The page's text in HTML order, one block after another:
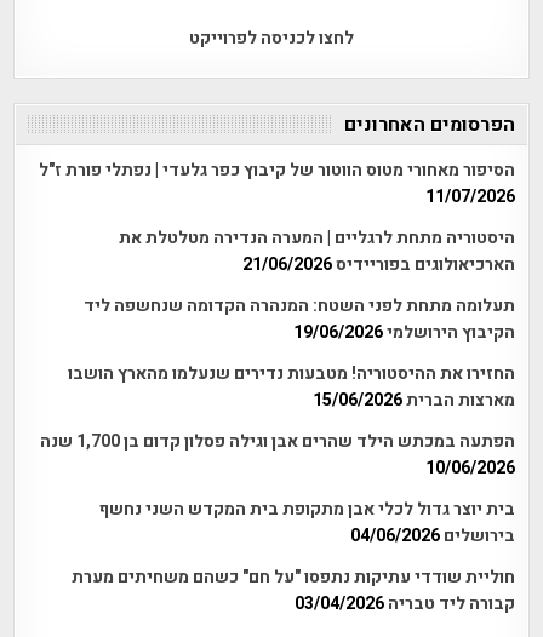
לחצו לכניסה לפרוייקט
הפרסומים האחרונים
הסיפור מאחורי מטוס הווטור של קיבוץ כפר גלעדי | נפתלי פורת ז"ל
11/07/2026
היסטוריה מתחת לרגליים | המערה הנדירה מטלטלת את
הארכיאולוגים בפוריידיס21/06/2026
תעלומה מתחת לפני השטח: המנהרה הקדומה שנחשפה ליד
הקיבוץ הירושלמי19/06/2026
החזירו את ההיסטוריה! מטבעות נדירים שנעלמו מהארץ הושבו
מארצות הברית15/06/2026
הפתעה במכתש הילד שהרים אבן וגילה פסלון קדום בן 1,700 שנה
10/06/2026
בית יוצר גדול לכלי אבן מתקופת בית המקדש השני נחשף
בירושלים 04/06/2026
חוליית שודדי עתיקות נתפסו "על חם" כשהם משחיתים מערת
קבורה ליד טבריה 03/04/2026